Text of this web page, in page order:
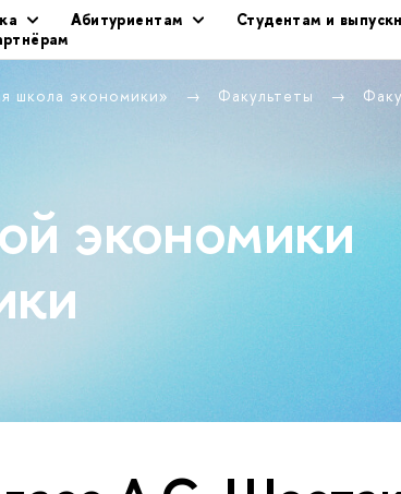
Абитуриентам
Студентам и
школа экономики» Факультеты
экономики